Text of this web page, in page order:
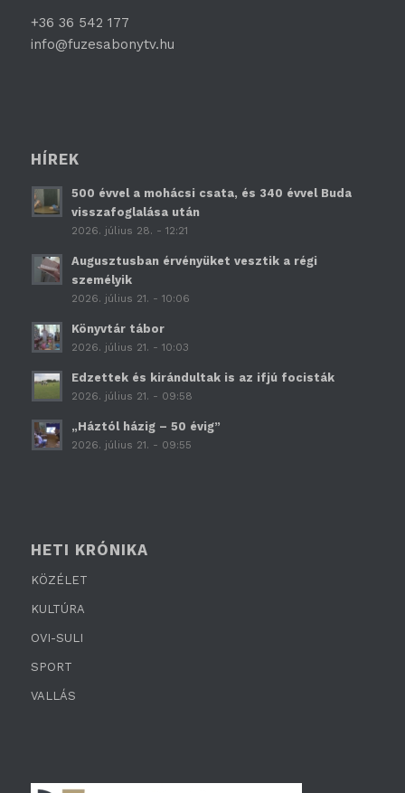
+36 36 542 177
info@fuzesabonytv.hu
HÍREK
500 évvel a mohácsi csata, és 340 évvel Buda
visszafoglalása után
2026. július 28. - 12:21
Augusztusban érvényüket vesztik a régi
személyik
2026. július 21. - 10:06
Könyvtár tábor
2026. július 21. - 10:03
Edzettek és kirándultak is az ifjú focisták
2026. július 21. - 09:58
„Háztól házig – 50 évig”
2026. július 21. - 09:55
HETI KRÓNIKA
KÖZÉLET
KULTÚRA
OVI-SULI
SPORT
VALLÁS